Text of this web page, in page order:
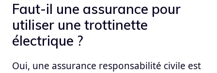
Faut-il une assurance pour
utiliser une trottinette
électrique ?
Oui, une assurance responsabilité civile est